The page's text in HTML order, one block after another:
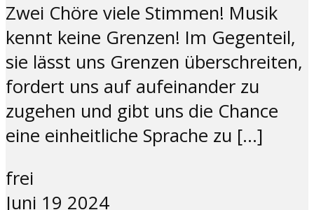
Zwei Chöre viele Stimmen! Musik
kennt keine Grenzen! Im Gegenteil,
sie lässt uns Grenzen überschreiten,
fordert uns auf aufeinander zu
zugehen und gibt uns die Chance
eine einheitliche Sprache zu […]
frei
Juni 19 2024